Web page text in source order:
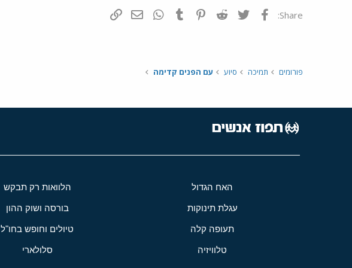
Share: פייסבוק Twitter
Reddit
Pinterest
Tumblr
WhatsAppדואר אלקטרוני
פורומים תמיכה סיוע עם הפנים קדימה
האח הגדול הלוואות רק תבקש
עגלת תינוקות בורסה ושוק ההון
תעופה קלה טיולים וחופש בחו"ל
טלוויזיה סלולארי